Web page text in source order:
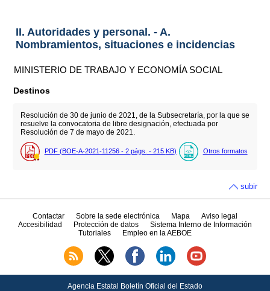
II. Autoridades y personal. - A.
Nombramientos, situaciones e incidencias
MINISTERIO DE TRABAJO Y ECONOMÍA SOCIAL
Destinos
Resolución de 30 de junio de 2021, de la Subsecretaría, por la que se
resuelve la convocatoria de libre designación, efectuada por
Resolución de 7 de mayo de 2021.
PDF (BOE-A-2021-11256 - 2 págs. - 215 KB) Otros formatos
subir
Contactar Sobre la sede electrónica Mapa
Aviso legal
Accesibilidad
Protección de datos
Sistema Interno de Información
Tutoriales
Empleo en la AEBOE
Agencia Estatal Boletín Oficial del Estado